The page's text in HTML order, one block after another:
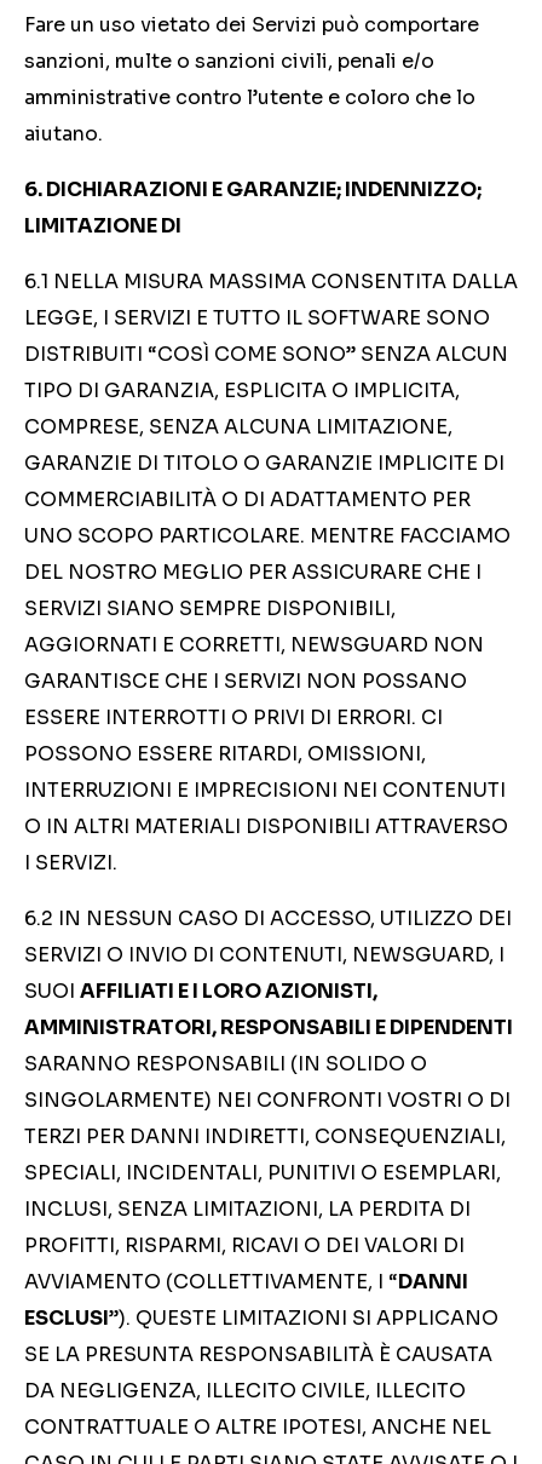
Fare un uso vietato dei Servizi può comportare
sanzioni, multe o sanzioni civili, penali e/o
amministrative contro l’utente e coloro che lo
aiutano.
6. DICHIARAZIONI E GARANZIE; INDENNIZZO;
LIMITAZIONE DI
6.1 NELLA MISURA MASSIMA CONSENTITA DALLA
LEGGE, I SERVIZI E TUTTO IL SOFTWARE SONO
DISTRIBUITI “COSÌ COME SONO” SENZA ALCUN
TIPO DI GARANZIA, ESPLICITA O IMPLICITA,
COMPRESE, SENZA ALCUNA LIMITAZIONE,
GARANZIE DI TITOLO O GARANZIE IMPLICITE DI
COMMERCIABILITÀ O DI ADATTAMENTO PER
UNO SCOPO PARTICOLARE. MENTRE FACCIAMO
DEL NOSTRO MEGLIO PER ASSICURARE CHE I
SERVIZI SIANO SEMPRE DISPONIBILI,
AGGIORNATI E CORRETTI, NEWSGUARD NON
GARANTISCE CHE I SERVIZI NON POSSANO
ESSERE INTERROTTI O PRIVI DI ERRORI. CI
POSSONO ESSERE RITARDI, OMISSIONI,
INTERRUZIONI E IMPRECISIONI NEI CONTENUTI
O IN ALTRI MATERIALI DISPONIBILI ATTRAVERSO
I SERVIZI.
6.2 IN NESSUN CASO DI ACCESSO, UTILIZZO DEI
SERVIZI O INVIO DI CONTENUTI, NEWSGUARD, I
SUOI AFFILIATI E I LORO AZIONISTI,
AMMINISTRATORI, RESPONSABILI E DIPENDENTI
SARANNO RESPONSABILI (IN SOLIDO O
SINGOLARMENTE) NEI CONFRONTI VOSTRI O DI
TERZI PER DANNI INDIRETTI, CONSEQUENZIALI,
SPECIALI, INCIDENTALI, PUNITIVI O ESEMPLARI,
INCLUSI, SENZA LIMITAZIONI, LA PERDITA DI
PROFITTI, RISPARMI, RICAVI O DEI VALORI DI
AVVIAMENTO (COLLETTIVAMENTE, I “DANNI
ESCLUSI”). QUESTE LIMITAZIONI SI APPLICANO
SE LA PRESUNTA RESPONSABILITÀ È CAUSATA
DA NEGLIGENZA, ILLECITO CIVILE, ILLECITO
CONTRATTUALE O ALTRE IPOTESI, ANCHE NEL